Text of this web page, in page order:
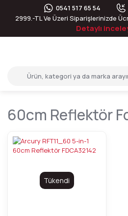
0541 517 65 54
2999.-TL Ve Üzeri Siparişlerinizde
Detaylı
60cm Reflektör
Tükendi